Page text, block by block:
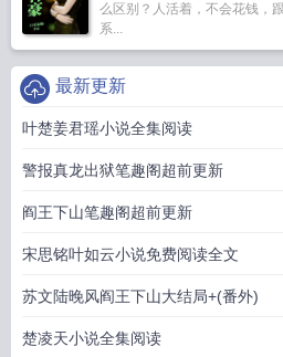
么区别？人活着，不会花钱，
系...
最新更新
叶楚姜君瑶小说全集阅读
警报真龙出狱笔趣阁超前更新
阎王下山笔趣阁超前更新
宋思铭叶如云小说免费阅读全文
苏文陆晚风阎王下山大结局+(番外)
楚凌天小说全集阅读